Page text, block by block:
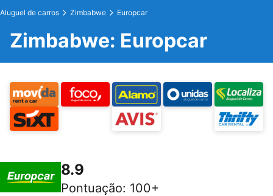
Aluguel de carros Zimbabwe Europcar
Zimbabwe: Europcar
8.9
Pontuação: 100+